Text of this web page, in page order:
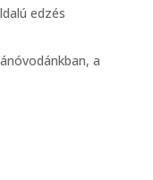
edzés
a